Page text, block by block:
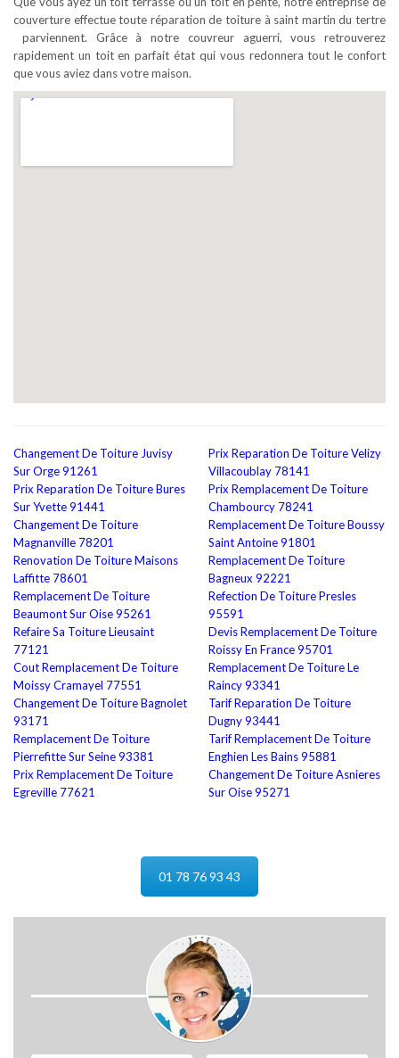
couverture effectue toute réparation de toiture à saint martin du tertre
parviennent. Grâce à notre couvreur aguerri, vous retrouverez
rapidement un toit en parfait état qui vous redonnera tout le confort
que vous aviez dans votre maison.
Changement De Toiture Juvisy
Sur Orge 91261
Prix Reparation De Toiture Bures
Sur Yvette 91441
Changement De Toiture
Magnanville 78201
Renovation De Toiture Maisons
Laffitte 78601
Remplacement De Toiture
Beaumont Sur Oise 95261
Refaire Sa Toiture Lieusaint
77121
Cout Remplacement De Toiture
Moissy Cramayel 77551
Changement De Toiture Bagnolet
93171
Remplacement De Toiture
Pierrefitte Sur Seine 93381
Prix Remplacement De Toiture
Egreville 77621
Prix Reparation De Toiture Velizy
Villacoublay 78141
Prix Remplacement De Toiture
Chambourcy 78241
Remplacement De Toiture Boussy
Saint Antoine 91801
Remplacement De Toiture
Bagneux 92221
Refection De Toiture Presles
95591
Devis Remplacement De Toiture
Roissy En France 95701
Remplacement De Toiture Le
Raincy 93341
Tarif Reparation De Toiture
Dugny 93441
Tarif Remplacement De Toiture
Enghien Les Bains 95881
Changement De Toiture Asnieres
Sur Oise 95271
01 78 76 93 43